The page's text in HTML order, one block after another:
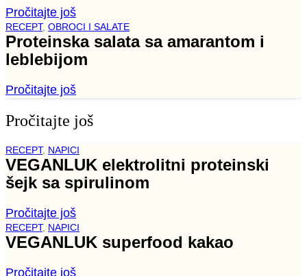
Pročitajte još
RECEPT, OBROCI I SALATE
Proteinska salata sa amarantom i
leblebijom
Pročitajte još
Pročitajte još
RECEPT, NAPICI
VEGANLUK elektrolitni proteinski
šejk sa spirulinom
Pročitajte još
RECEPT, NAPICI
VEGANLUK superfood kakao
Pročitajte još